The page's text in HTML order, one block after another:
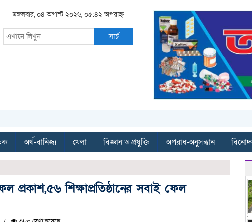
মঙ্গলবার, ০৪ অগাস্ট ২০২৬, ০৫:৪২ অপরাহ্ন
সার্চ
অর্থ-বানিজ্য খেলা বিজ্ঞান ও প্রযুক্তি অপরাধ-অনুসন্ধান
শিক্ষাপ্রতিষ্ঠানের সবাই ফেল